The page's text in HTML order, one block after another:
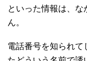
といった情報は、
ん。
電話番号を知られて